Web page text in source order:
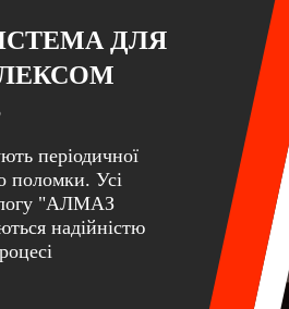
ДЛЯ
періодичної
поломки. Усі
"АЛМАЗ
надійністю